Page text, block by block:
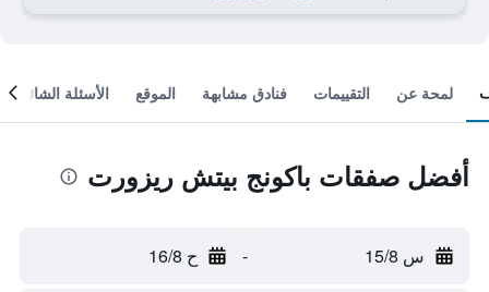
لمحة عن التقييمات فنادق مشابهة الموقع الأسئلة الشائعة
أفضل صفقات باكونج بيتش ريزورت
س 15/8 - ح 16/8